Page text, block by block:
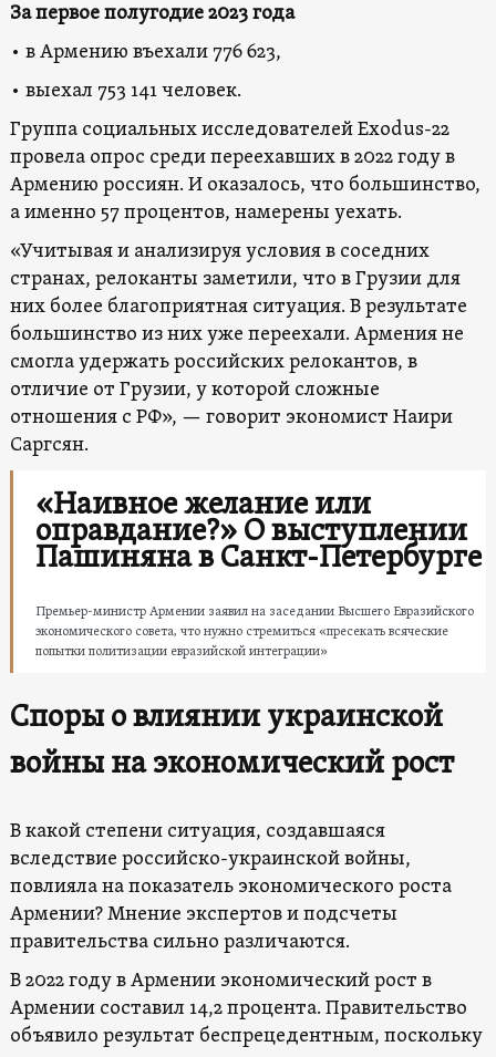
Запервое полугодие 2023 года
• в Армению въехали 776 623,
• выехал 753 141 человек.
Группа социальных исследователей Exodus-22
провела опрос среди переехавших в 2022 году в
Армению россиян. И оказалось, что большинство,
а именно 57 процентов, намерены уехать.
«Учитывая и анализируя условия в соседних
странах, релоканты заметили, что в Грузии для
них более благоприятная ситуация. В результате
большинство из них уже переехали. Армения не
смогла удержать российских релокантов, в
отличие от Грузии, у которой сложные
отношения с РФ», — говорит экономист Наири
Саргсян.
«Наивное желание или
оправдание?» О выступлении
Пашиняна в Санкт-Петербурге
Премьер-министр Армении заявил на заседании Высшего Евразийского
экономического совета, что нужно стремиться «пресекать всяческие
попытки политизации евразийской интеграции»
Споры о влиянии украинской
войнынаэкономический рост
В какой степени ситуация, создавшаяся
вследствие российско-украинской войны,
повлияла на показатель экономического роста
Армении? Мнение экспертов и подсчеты
правительства сильно различаются.
В 2022 году в Армении экономический рост в
Армении составил 14,2 процента. Правительство
объявило результат беспрецедентным, поскольку